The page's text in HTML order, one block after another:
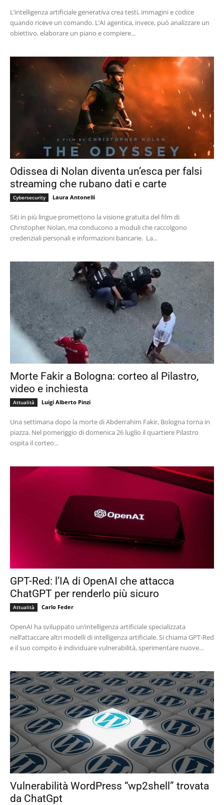
L’intelligenza artificiale generativa crea testi, immagini e codice
quando riceve un comando. L’AI agentica, invece, può analizzare un
obiettivo, elaborare un piano e compiere...
Odissea di Nolan diventa un’esca per falsi
streaming che rubano dati e carte
Cybersecurity Laura Antonelli
Siti in più lingue promettono la visione gratuita del film di
Christopher Nolan, ma conducono a moduli che raccolgono
credenziali personali e informazioni bancarie. La...
Morte Fakir a Bologna: corteo al Pilastro,
video e inchiesta
Attualità Luigi Alberto Pinzi
Una settimana dopo la morte di Abderrahim Fakir, Bologna torna in
piazza. Nel pomeriggio di domenica 26 luglio il quartiere Pilastro
ospita il corteo...
GPT-Red: l’IA di OpenAI che attacca
ChatGPT per renderlo più sicuro
Attualità Carlo Feder
OpenAI ha sviluppato un’intelligenza artificiale specializzata
nell’attaccare altri modelli di intelligenza artificiale. Si chiama GPT-Red
e il suo compito è individuare vulnerabilità, sperimentare nuove...
Vulnerabilità WordPress “wp2shell” trovata
da ChatGpt